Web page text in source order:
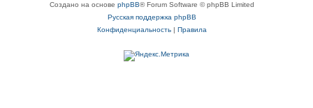
Создано на основеphpBB® Forum Software © phpBB Limited
Русская поддержка phpBB
Конфиденциальность
Правила